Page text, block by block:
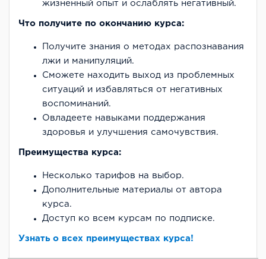
жизненный опыт и ослаблять негативный.
Что получите по окончанию курса:
Получите знания о методах распознавания
лжи и манипуляций.
Сможете находить выход из проблемных
ситуаций и избавляться от негативных
воспоминаний.
Овладеете навыками поддержания
здоровья и улучшения самочувствия.
Преимущества курса:
Несколько тарифов на выбор.
Дополнительные материалы от автора
курса.
Доступ ко всем курсам по подписке.
Узнать о всех преимуществах курса!